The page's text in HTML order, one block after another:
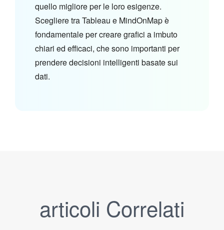
quello migliore per le loro esigenze.
Scegliere tra Tableau e MindOnMap è
fondamentale per creare grafici a imbuto
chiari ed efficaci, che sono importanti per
prendere decisioni intelligenti basate sui
dati.
articoli Correlati